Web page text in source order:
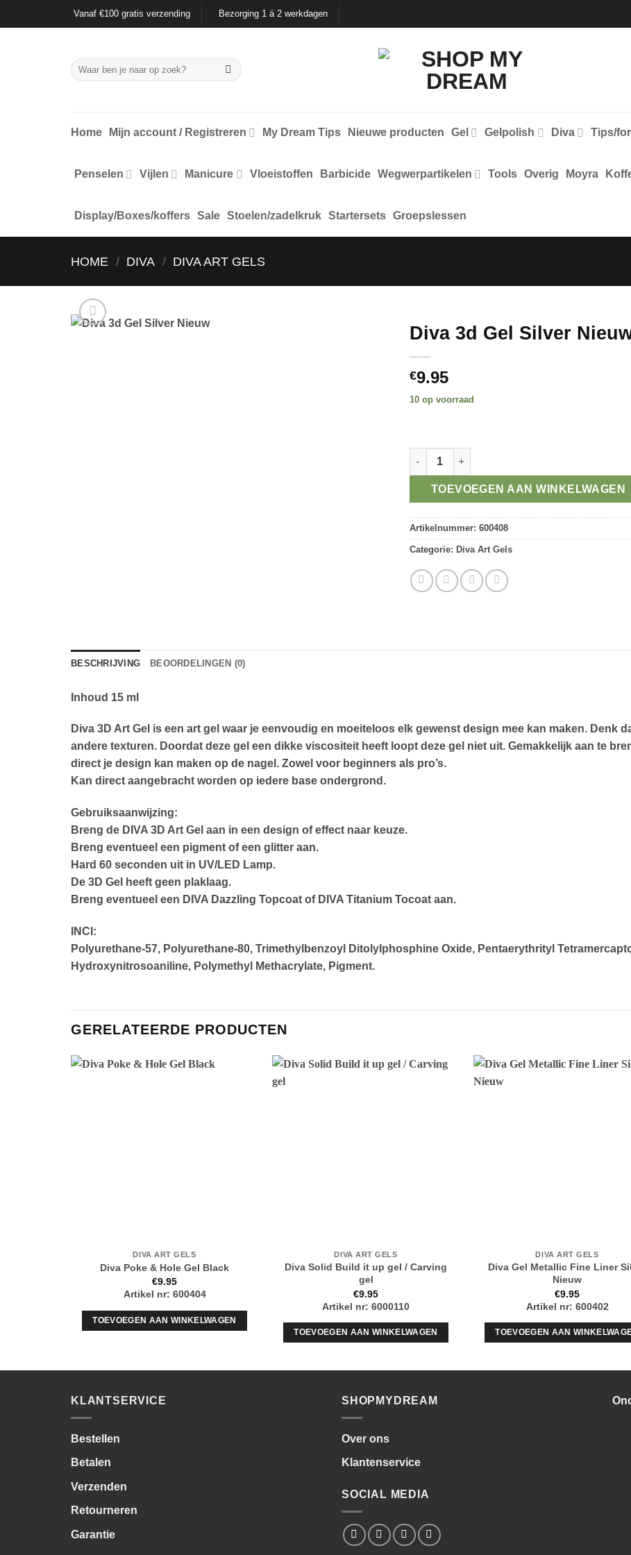
naar
Vanaf €100 gratis verzending Bezorging 1 á 2 werkdagen
Zoeken
naar:
Home Mijn account / Registreren My Dream Tips Nieuwe producten Gel Gelpolish Diva Tips/
Penselen Vijlen Manicure Vloeistoffen Barbicide Wegwerpartikelen Tools Overig Moyra
Display/Boxes/koffers Sale Stoelen/zadelkruk Startersets Groepslessen
HOME / DIVA / DIVA ART GELS
Diva 3d Gel Silver
€9.95
10 op voorraad
Diva 3d Gel Silver Nieuw aantal
TOEVOEGEN AAN WINKELWAGEN
Artikelnummer: 600408
Categorie: Diva Art Gels
BESCHRIJVING BEOORDELINGEN (0)
Inhoud 15 ml
Diva 3D Art Gel is een art gel waar je eenvoudig en moeiteloos elk gewenst design mee kan maken. Denk
andere texturen. Doordat deze gel een dikke viscositeit heeft loopt deze gel niet uit. Gemakkelijk aan te
direct je design kan maken op de nagel. Zowel voor beginners als pro’s.
Kan direct aangebracht worden op iedere base ondergrond.
Gebruiksaanwijzing:
Breng de DIVA 3D Art Gel aan in een design of effect naar keuze.
Breng eventueel een pigment of een glitter aan.
Hard 60 seconden uit in UV/LED Lamp.
De 3D Gel heeft geen plaklaag.
Breng eventueel een DIVA Dazzling Topcoat of DIVA Titanium Tocoat aan.
INCI:
Polyurethane-57, Polyurethane-80, Trimethylbenzoyl Ditolylphosphine Oxide, Pentaerythrityl
Hydroxynitrosoaniline, Polymethyl Methacrylate, Pigment.
GERELATEERDE PRODUCTEN
DIVA ART GELS
Diva Poke & Hole Gel Black
€9.95
Artikel nr: 600404
TOEVOEGEN AAN WINKELWAGEN
DIVA ART GELS
Diva Solid Build it up gel / Carving
gel
€9.95
Artikel nr: 6000110
TOEVOEGEN AAN WINKELWAGEN
DIVA ART GELS
Diva Gel Metallic Fine Liner
Nieuw
€9.95
Artikel nr: 600402
TOEVOEGEN AAN
KLANTSERVICE
Bestellen
Betalen
Verzenden
Retourneren
Garantie
SHOPMYDREAM
Over ons
Klantenservice
SOCIAL MEDIA